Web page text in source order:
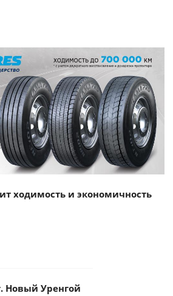
ходимость и экономичность
Новый Уренгой